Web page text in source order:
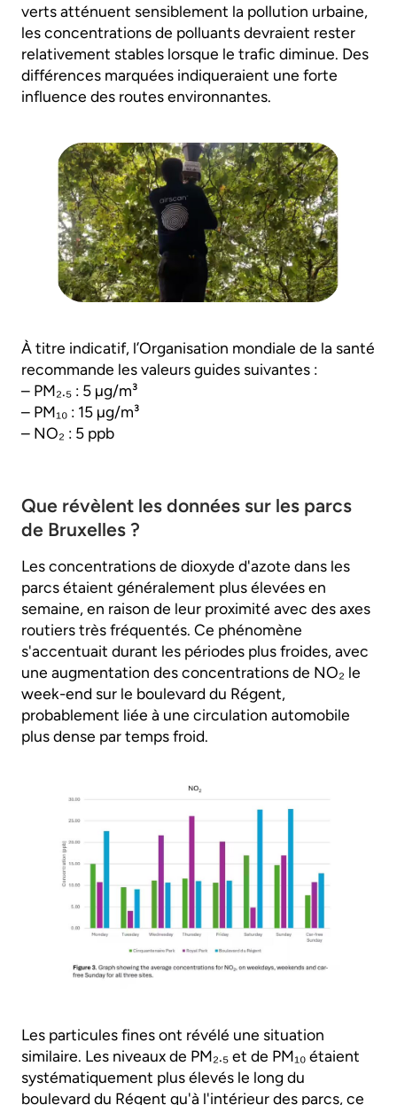
verts atténuent sensiblement la pollution urbaine,
les concentrations de polluants devraient rester
relativement stables lorsque le trafic diminue. Des
différences marquées indiqueraient une forte
influence des routes environnantes.
À titre indicatif, l’Organisation mondiale de la santé
recommande les valeurs guides suivantes :
– PM₂.₅ : 5 µg/m³
– PM₁₀ : 15 µg/m³
– NO₂ : 5 ppb
Que révèlent les données sur les parcs
de Bruxelles ?
Les concentrations de dioxyde d'azote dans les
parcs étaient généralement plus élevées en
semaine, en raison de leur proximité avec des axes
routiers très fréquentés. Ce phénomène
s'accentuait durant les périodes plus froides, avec
une augmentation des concentrations de NO₂ le
week-end sur le boulevard du Régent,
probablement liée à une circulation automobile
plus dense par temps froid.
Les particules fines ont révélé une situation
similaire. Les niveaux de PM₂.₅ et de PM₁₀ étaient
systématiquement plus élevés le long du
boulevard du Régent qu'à l'intérieur des parcs, ce